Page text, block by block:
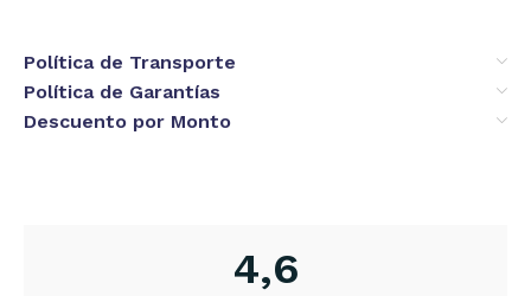
Política de Transporte
Política de Garantías
Descuento por Monto
4,6